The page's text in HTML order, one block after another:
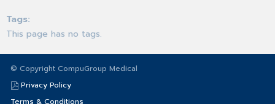
Tags
This page has no tags.
© Copyright CompuGroup Medical
Privacy Policy
Terms & Conditions